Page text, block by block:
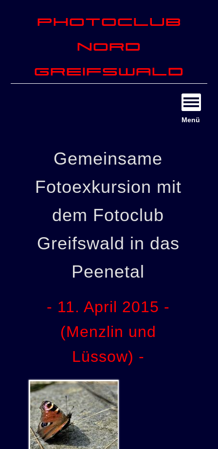
Photoclub
Nord
Greifswald
Menü
Gemeinsame
Fotoexkursion mit
dem Fotoclub
Greifswald in das
Peenetal
- 11. April 2015 -
(Menzlin und
Lüssow) -